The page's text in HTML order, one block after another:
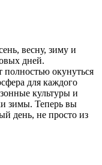
весну, зиму и
дней.
полностью окунуться
для каждого
культуры и
зимы. Теперь вы
день, не просто из